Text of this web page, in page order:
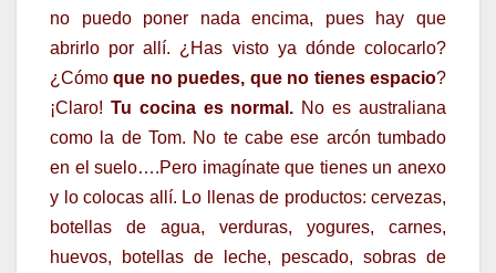
no puedo poner nada encima, pues hay que
abrirlo por allí. ¿Has visto ya dónde colocarlo?
¿Cómoque no puedes, que no tienes espacio?
¡Claro! Tu cocina es normal. No es australiana
como la de Tom. No te cabe ese arcón tumbado
en el suelo….Pero imagínate que tienes un anexo
y lo colocas allí. Lo llenas de productos: cervezas,
botellas de agua, verduras, yogures, carnes,
huevos, botellas de leche, pescado, sobras de